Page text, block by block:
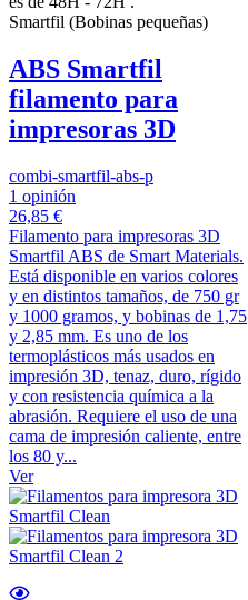
Smartfil (Bobinas pequeñas)
ABS Smartfil
filamento para
impresoras 3D
combi-smartfil-abs-p
1 opinión
26,85 €
Filamento para impresoras 3D
Smartfil ABS de Smart Materials.
Está disponible en varios colores
y en distintos tamaños, de 750 gr
y 1000 gramos, y bobinas de 1,75
y 2,85 mm. Es uno de los
termoplásticos más usados en
impresión 3D, tenaz, duro, rígido
y con resistencia química a la
abrasión. Requiere el uso de una
cama de impresión caliente, entre
los 80 y...
Ver